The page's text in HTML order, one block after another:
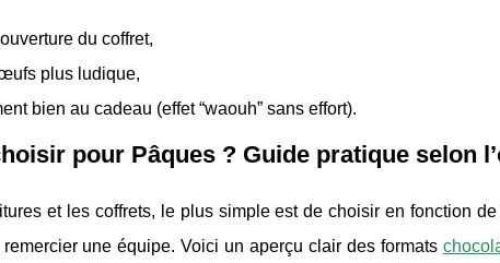
du coffret,
plus ludique,
bien au cadeau (effet “waouh” sans effort).
pour Pâques ? Guide pratique selon
et les coffrets, le plus simple est de choisir en fonction de
une équipe. Voici un aperçu clair des formats